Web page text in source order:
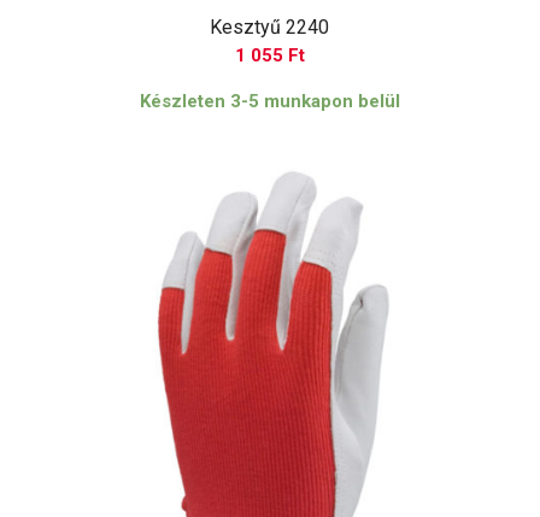
Kesztyű 2240
1 055 Ft
Készleten 3-5 munkapon belül